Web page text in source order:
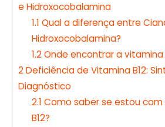
e Hidroxocobalamina
1.1 Qual a diferença entre
Hidroxocobalamina?
1.2Onde encontrar a vitamina
2Deficiência de Vitamina B12:
Diagnóstico
2.1 Como saber se estou
B12?